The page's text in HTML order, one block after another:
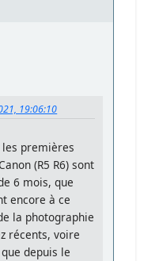
19:06:10
premières
(R5 R6) sont
6 mois, que
encore à ce
la photographie
récents, voire
depuis le